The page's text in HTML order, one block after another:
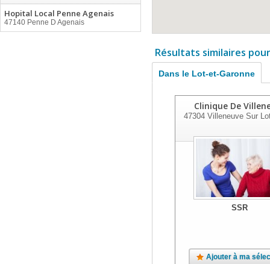
Hopital Local Penne Agenais
47140 Penne D Agenais
Résultats similaires
Dans le Lot-et-Garonne
Clinique De
47304Villeneuve Sur
SSR
Ajouter à ma